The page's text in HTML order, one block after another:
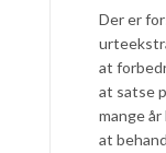
Der er
at
at satse
mange
at